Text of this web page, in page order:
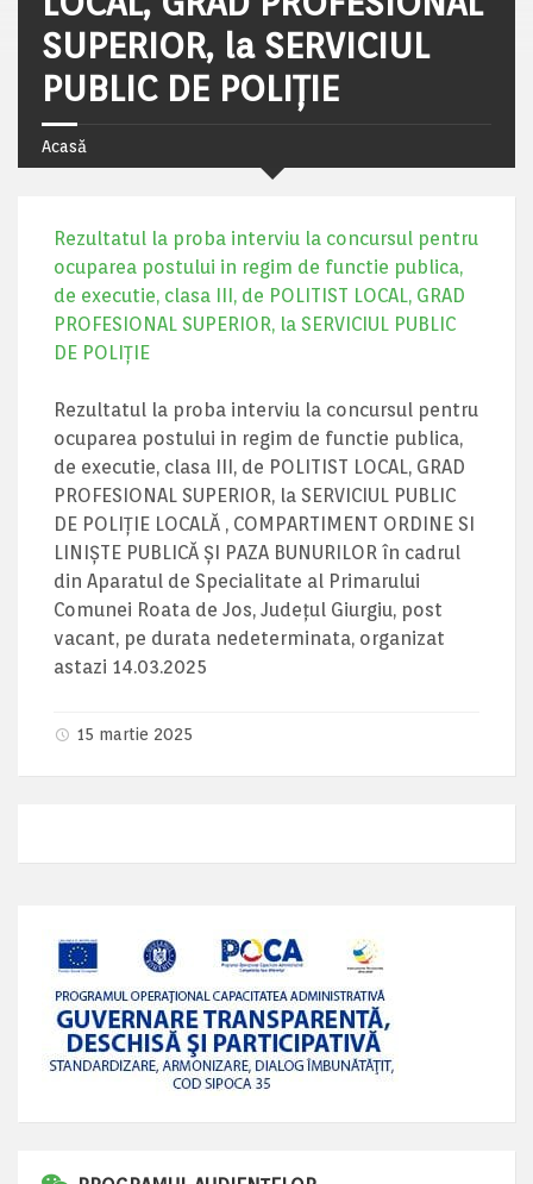
SUPERIOR, la SERVICIUL
PUBLIC DE POLIȚIE
Acasă
Rezultatul la proba interviu la concursul pentru
ocuparea postului in regim de functie publica,
de executie, clasa III, de POLITIST LOCAL, GRAD
PROFESIONAL SUPERIOR, la SERVICIUL PUBLIC
DE POLIȚIE
Rezultatul la proba interviu la concursul pentru
ocuparea postului in regim de functie publica,
de executie, clasa III, de POLITIST LOCAL, GRAD
PROFESIONAL SUPERIOR, la SERVICIUL PUBLIC
DE POLIȚIE LOCALĂ , COMPARTIMENT ORDINE SI
LINIȘTE PUBLICĂ ȘI PAZA BUNURILOR în cadrul
din Aparatul de Specialitate al Primarului
Comunei Roata de Jos, Județul Giurgiu, post
vacant, pe durata nedeterminata, organizat
astazi 14.03.2025
15 martie 2025